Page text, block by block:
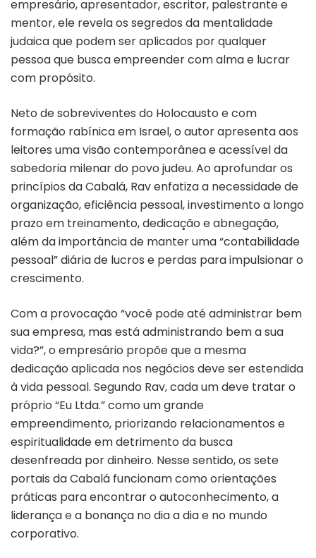
empresário, apresentador, escritor, palestrante e
mentor, ele revela os segredos da mentalidade
judaica que podem ser aplicados por qualquer
pessoa que busca empreender com alma e lucrar
com propósito.
Neto de sobreviventes do Holocausto e com
formação rabínica em Israel, o autor apresenta aos
leitores uma visão contemporânea e acessível da
sabedoria milenar do povo judeu. Ao aprofundar os
princípios da Cabalá, Rav enfatiza a necessidade de
organização, eficiência pessoal, investimento a longo
prazo em treinamento, dedicação e abnegação,
além da importância de manter uma “contabilidade
pessoal” diária de lucros e perdas para impulsionar o
crescimento.
Com a provocação “você pode até administrar bem
sua empresa, mas está administrando bem a sua
vida?”, o empresário propõe que a mesma
dedicação aplicada nos negócios deve ser estendida
à vida pessoal. Segundo Rav, cada um deve tratar o
próprio “Eu Ltda.” como um grande
empreendimento, priorizando relacionamentos e
espiritualidade em detrimento da busca
desenfreada por dinheiro. Nesse sentido, os sete
portais da Cabalá funcionam como orientações
práticas para encontrar o autoconhecimento, a
liderança e a bonança no dia a dia e no mundo
corporativo.